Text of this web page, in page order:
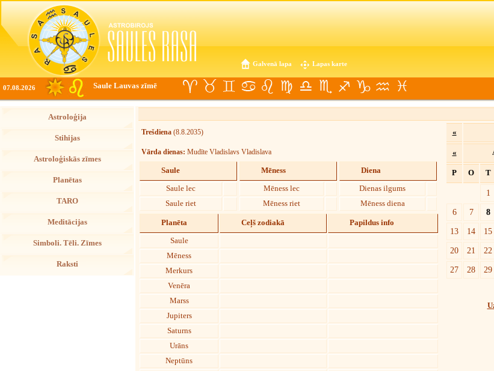
Galvenā lapa Lapas karte
07.08.2026 Saule Lauvas zīmē
Astroloģija
Stihijas
Astroloģiskās zīmes
Planētas
TARO
Meditācijas
Simboli. Tēli. Zīmes
Raksti
Trešdiena (8.8.2035)
Vārda dienas: Mudīte Vladislavs Vladislava
Saule
Saule lec
Saule riet
Mēness
Mēness lec
Mēness riet
Diena
Dienas ilgums
Mēness diena
Planēta Ceļš zodiakā Papildus info
Saule
Mēness
Merkurs
Venēra
Marss
Jupiters
Saturns
Urāns
Neptūns
«
«
P O T
1
6
7 8
13
14 15
20
21 22
27
28 29